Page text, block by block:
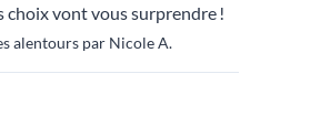
choix vont vous surprendre !
alentours par Nicole A.